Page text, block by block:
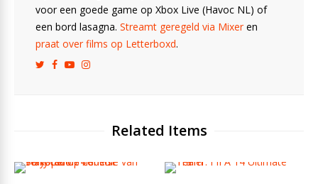
voor een goede game op Xbox Live (Havoc NL) of
een bord lasagna. Streamt geregeld via Mixeren
praat over films op Letterboxd.
Related Items